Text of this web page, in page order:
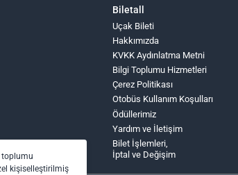
Biletall
Uçak Bileti
Hakkımızda
KVKK Aydınlatma Metni
Bilgi Toplumu Hizmetleri
Çerez Politikası
Otobüs Kullanım Koşulları
Ödüllerimiz
Yardım ve İletişim
Bilet İşlemleri,
İptal ve Değişim
toplumu
kişiselleştirilmiş